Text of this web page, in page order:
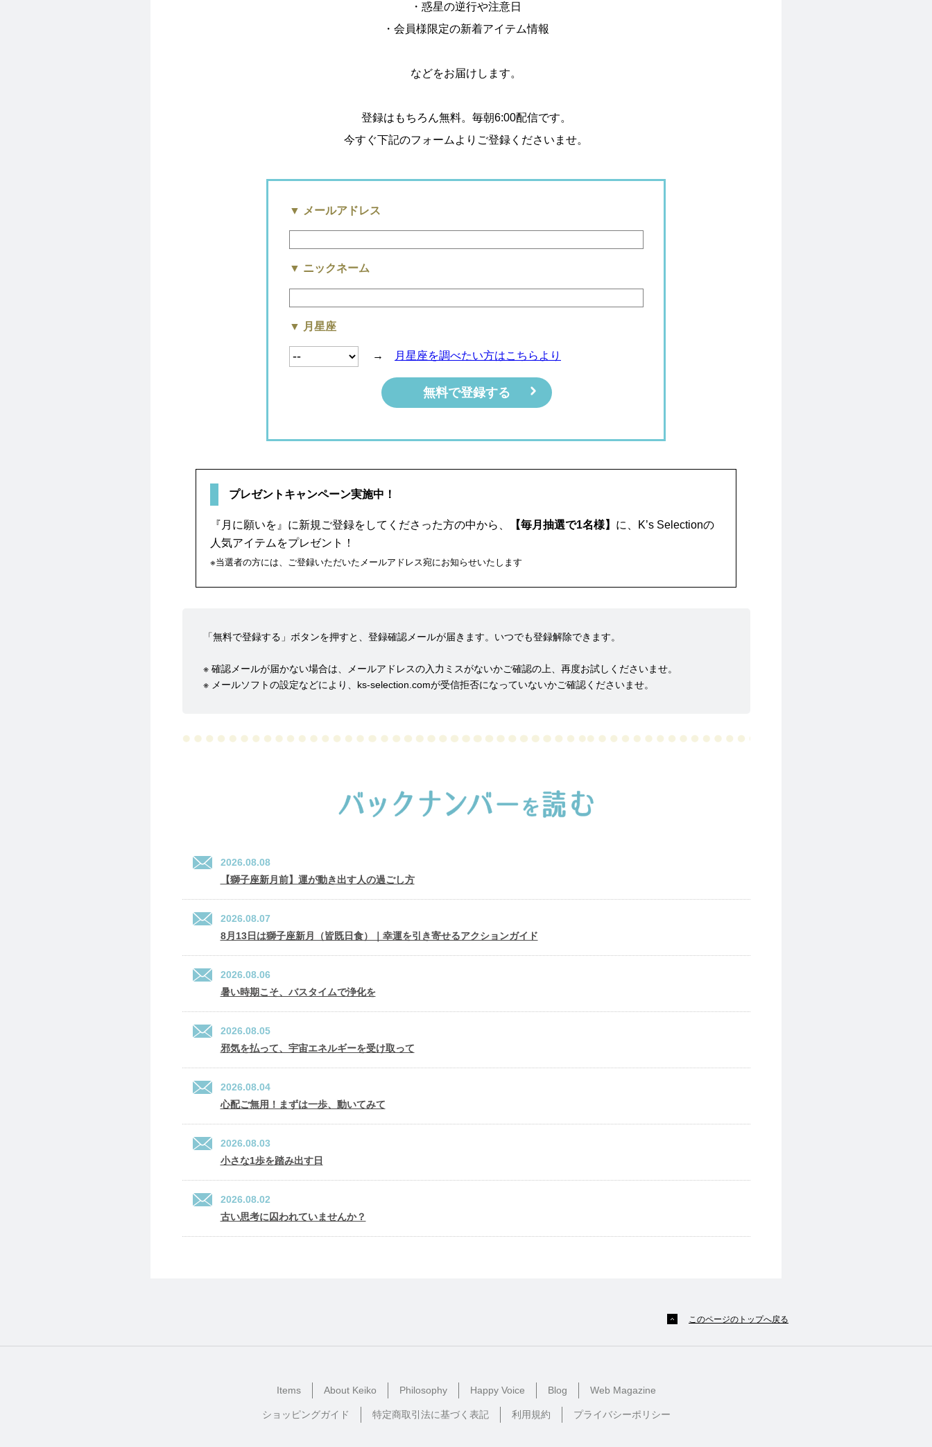
・惑星の逆行や注意日
・会員様限定の新着アイテム情報
などをお届けします。
登録はもちろん無料。毎朝6:00配信です。
今すぐ下記のフォームよりご登録くださいませ。
▼ メールアドレス
▼ ニックネーム
▼ 月星座
→ 月星座を調べたい方はこちらより
プレゼントキャンペーン実施中！
『月に願いを』に新規ご登録をしてくださった方の中から、 【毎月抽選で1名様】 に、K’s Selectionの
人気アイテムをプレゼント！
※当選者の方には、ご登録いただいたメールアドレス宛にお知らせいたします
「無料で登録する」ボタンを押すと、登録確認メールが届きます。いつでも登録解除できます。
※ 確認メールが届かない場合は、メールアドレスの入力ミスがないかご確認の上、再度お試しくださいませ。
※ メールソフトの設定などにより、ks-selection.comが受信拒否になっていないかご確認くださいませ。
2026.08.08
【獅子座新月前】運が動き出す人の過ごし方
2026.08.07
8月13日は獅子座新月（皆既日食）｜幸運を引き寄せるアクションガイド
2026.08.06
暑い時期こそ、バスタイムで浄化を
2026.08.05
邪気を払って、宇宙エネルギーを受け取って
2026.08.04
心配ご無用！まずは一歩、動いてみて
2026.08.03
小さな1歩を踏み出す日
2026.08.02
古い思考に囚われていませんか？
このページのトップへ戻る
Items About Keiko Philosophy Happy Voice Blog Web Magazine
ショッピングガイド 特定商取引法に基づく表記 利用規約 プライバシーポリシー